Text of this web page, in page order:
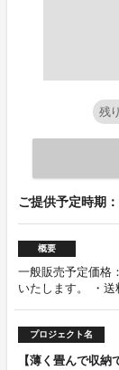
残り
ご提供予定時期
概要
一般販売予定価格
いたします。 ・送
プロジェクト名
【薄く畳んで収